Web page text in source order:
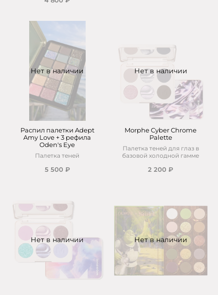
Нет в наличии
Распил палетки Adept
Amy Love + 3 рефила
Oden's Eye
Палетка теней
5 500 ₽
Нет в наличии
Morphe Cyber Chrome
Palette
Палетка теней для глаз в
базовой холодной гамме
2 200 ₽
Нет в наличии Нет в наличии